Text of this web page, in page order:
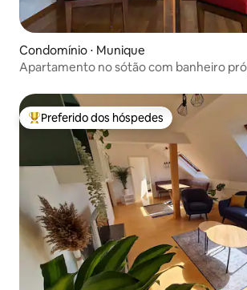
Condomínio ⋅ Munique
Apartamento no sótão com banheiro
Entre os melhores preferidos dos
Preferido dos hóspedes